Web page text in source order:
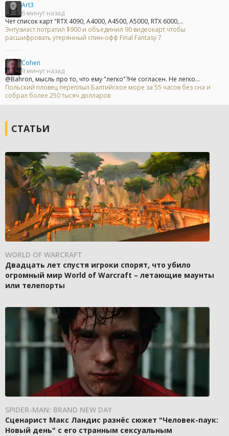
Art3
6 минут назад
Чет список карт "RTX 4090, A4000, A4500, A5000, RTX 6000,...
Энтузиаст потратил $900 и объединил 90 видеокарт чтобы
расшифровать утерянный спин-офф Final Fantasy 7
Cohen
9 минут назад
@Bahron, мысль про то, что ему "легко"?Не согласен. Не легко...
Польский пловец переплыл Балтийское море за 55 часов без сна и
собрал более 250 тысяч долларов
СТАТЬИ
WORLD OF WARCRAFT
Двадцать лет спустя игроки спорят, что убило
огромный мир World of Warcraft – летающие маунты
или телепорты
SPIDER-MAN: BRAND NEW DAY
Сценарист Макс Ландис разнёс сюжет "Человек-паук:
Новый день" с его странным сексуальным